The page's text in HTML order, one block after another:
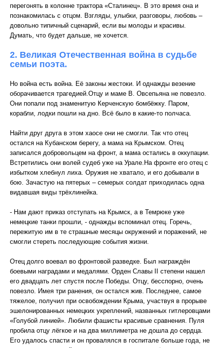
перегонять в колонне трактора «Сталинец». В это время она и
познакомилась с отцом. Взгляды, улыбки, разговоры, любовь –
довольно типичный сценарий, если вы молоды и красивы.
Думать, что будет дальше, не хочется.
2. Великая Отечественная война в судьбе
семьи поэта.
Но война есть война. Её законы жестоки. И однажды везение
оборачивается трагедией.Отцу и маме В. Овсепьяна не повезло.
Они попали под знаменитую Керченскую бомбёжку. Паром,
корабли, лодки пошли на дно. Всё было в какие-то полчаса.
Найти друг друга в этом хаосе они не смогли. Так что отец
остался на Кубанском берегу, а мама на Крымском. Отец
записался добровольцем на фронт, а мама остались в оккупации.
Встретились они волей судеб уже на Урале.На фронте его отец с
избытком хлебнул лиха. Оружия не хватало, и его добывали в
бою. Зачастую на пятерых – семерых солдат приходилась одна
видавшая виды трёхлинейка.
- Нам дают приказ отступать на Крымск, а в Темрюке уже
немецкие танки прошли, - однажды вспоминал отец. Горечь,
пережитую им в те страшные месяцы окружений и поражений, не
смогли стереть последующие события жизни.
Отец долго воевал во фронтовой разведке. Был награждён
боевыми наградами и медалями. Орден Славы II степени нашел
его двадцать лет спустя после Победы. Отцу, бесспорно, очень
повезло. Имея три ранения, он остался жив. Последнее, самое
тяжелое, получил при освобождении Крыма, участвуя в прорыве
эшелонированных немецких укреплений, названных гитлеровцами
«Голубой линией». Любили фашисты красивые сравнения. Пуля
пробила отцу лёгкое и на два миллиметра не дошла до сердца.
Его удалось спасти и он провалялся в госпитале больше года, не